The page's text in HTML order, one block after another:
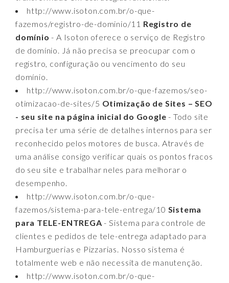
http://www.isoton.com.br/o-que-
fazemos/registro-de-dominio/11 Registro de
domínio - A Isoton oferece o serviço de Registro
de domínio. Já não precisa se preocupar com o
registro, configuração ou vencimento do seu
domínio.
http://www.isoton.com.br/o-que-fazemos/seo-
otimizacao-de-sites/5 Otimização de Sites – SEO
- seu site na página inicial do Google - Todo site
precisa ter uma série de detalhes internos para ser
reconhecido pelos motores de busca. Através de
uma análise consigo verificar quais os pontos fracos
do seu site e trabalhar neles para melhorar o
desempenho.
http://www.isoton.com.br/o-que-
fazemos/sistema-para-tele-entrega/10 Sistema
para TELE-ENTREGA - Sistema para controle de
clientes e pedidos de tele-entrega adaptado para
Hamburguerias e Pizzarias. Nosso sistema é
totalmente web e não necessita de manutenção.
http://www.isoton.com.br/o-que-